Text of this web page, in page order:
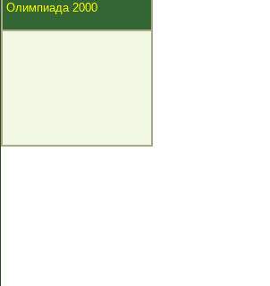
Олимпиада 2000